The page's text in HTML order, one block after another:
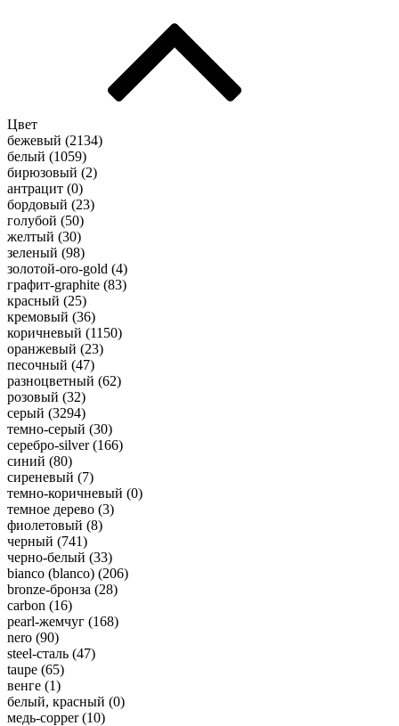
Цвет
бежевый (2134)
белый (1059)
бирюзовый (2)
антрацит (0)
бордовый (23)
голубой (50)
желтый (30)
зеленый (98)
золотой-oro-gold (4)
графит-graphite (83)
красный (25)
кремовый (36)
коричневый (1150)
оранжевый (23)
песочный (47)
разноцветный (62)
розовый (32)
серый (3294)
темно-серый (30)
серебро-silver (166)
синий (80)
сиреневый (7)
темно-коричневый (0)
темное дерево (3)
фиолетовый (8)
черный (741)
черно-белый (33)
bianco (blanco) (206)
bronze-бронза (28)
carbon (16)
pearl-жемчуг (168)
nero (90)
steel-сталь (47)
taupe (65)
венге (1)
белый, красный (0)
медь-copper (10)